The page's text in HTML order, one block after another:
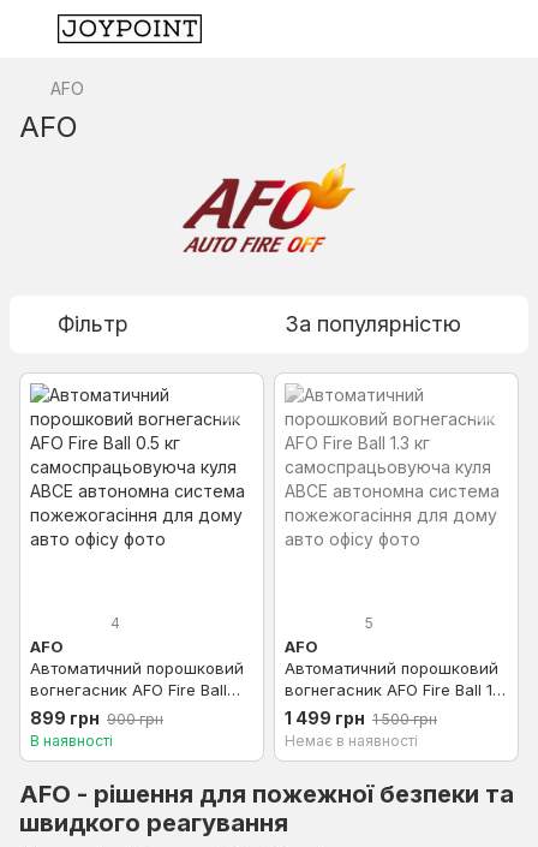
AFO
AFO
Фільтр За популярністю
4
AFO
Автоматичний порошковий
вогнегасник AFO Fire Ball
0.5 кг самоспрацьовуюча
куля ABCE автономна
899 грн 900 грн
В наявності
5
AFO
Автоматичний порошковий
вогнегасник AFO Fire Ball 1.3
кг самоспрацьовуюча куля
ABCE автономна система
1 499 грн 1 500 грн
Немає в наявності
AFO - рішення для пожежної безпеки та
швидкого реагування